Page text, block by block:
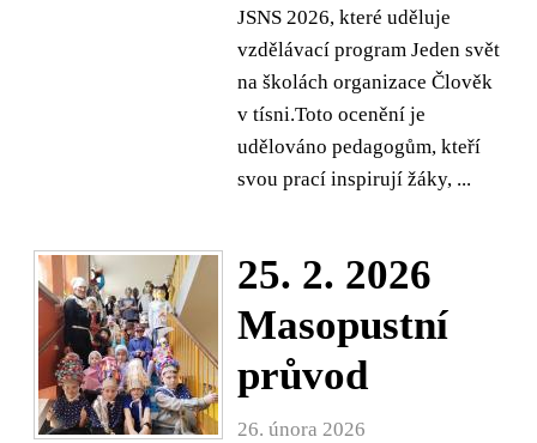
JSNS 2026, které uděluje
vzdělávací program Jeden svět
na školách organizace Člověk
v tísni.Toto ocenění je
udělováno pedagogům, kteří
svou prací inspirují žáky, ...
25. 2. 2026
Masopustní
průvod
26. února 2026